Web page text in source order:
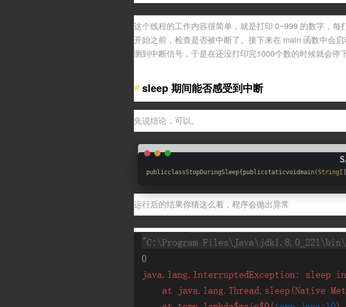
这个线程的工作内容很简单，就是打印 0~999 的数字，
开始之前，检查是否被中断了。接下来在 main 函数中会
测到中断信号，于是在还没打印完1000个数的时候就会停
sleep 期间能否感受到中断
先说结论，可以。
publicclassStopDuringSleep{publicstaticvoidmain ( String
运行后的结果你猜这么着，程序会抛出异常